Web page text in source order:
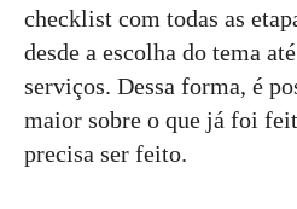
checklist com todas as
desde a escolha do tema
serviços. Dessa forma, é
maior sobre o que já foi
precisa ser feito.